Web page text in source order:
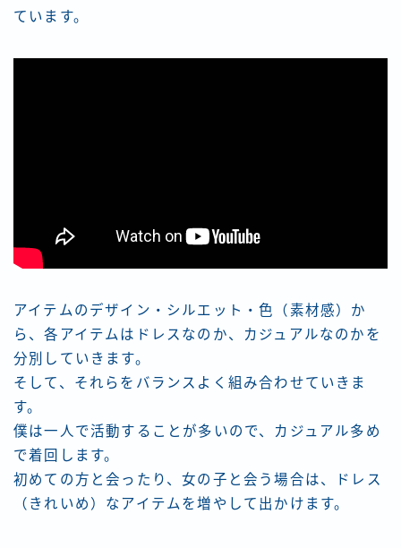
ています。
アイテムのデザイン・シルエット・色（素材感）か
ら、各アイテムはドレスなのか、カジュアルなのかを
分別していきます。
そして、それらをバランスよく組み合わせていきま
す。
僕は一人で活動することが多いので、カジュアル多め
で着回します。
初めての方と会ったり、女の子と会う場合は、ドレス
（きれいめ）なアイテムを増やして出かけます。